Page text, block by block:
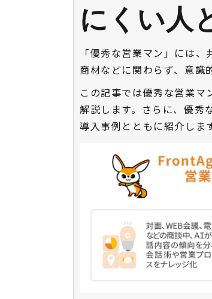
にくい人
「優秀な営業マン」には
商材などに関わらず、意識
この記事では優秀な営業
解説します。さらに、優秀
導入事例とともに紹介しま